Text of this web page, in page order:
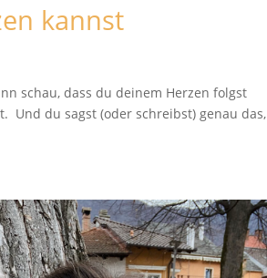
kannst
schau, dass du deinem Herzen folgst
Und du sagst (oder schreibst) genau das,